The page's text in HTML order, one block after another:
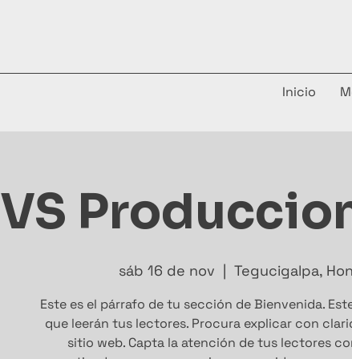
Inicio
VS
sáb 16 de nov
  |
Tegucigalpa,
Este es el párrafo de tu sección de Bienvenida.
que leerán tus lectores. Procura explicar con
sitio web. Capta la atención de tus lectores